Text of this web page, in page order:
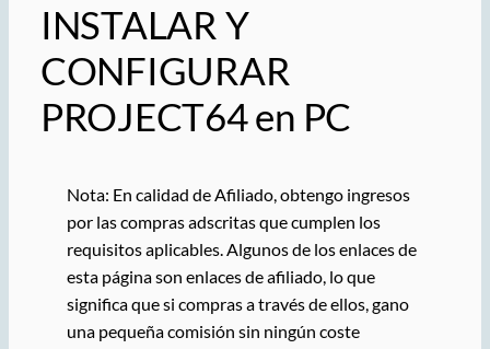
INSTALAR Y
CONFIGURAR
PROJECT64 en PC
Nota: En calidad de Afiliado, obtengo ingresos
por las compras adscritas que cumplen los
requisitos aplicables. Algunos de los enlaces de
esta página son enlaces de afiliado, lo que
significa que si compras a través de ellos, gano
una pequeña comisión sin ningún coste